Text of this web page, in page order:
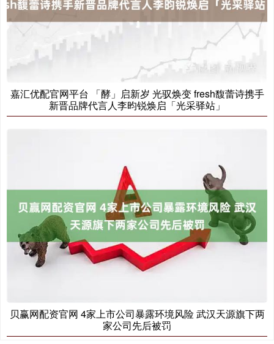
嘉汇优配官网平台 「酵」启新岁 光驭焕变 fresh馥蕾诗携手
新晋品牌代言人李昀锐焕启「光采驿站」
贝赢网配资官网 4家上市公司暴露环境风险 武汉天源旗下两
家公司先后被罚